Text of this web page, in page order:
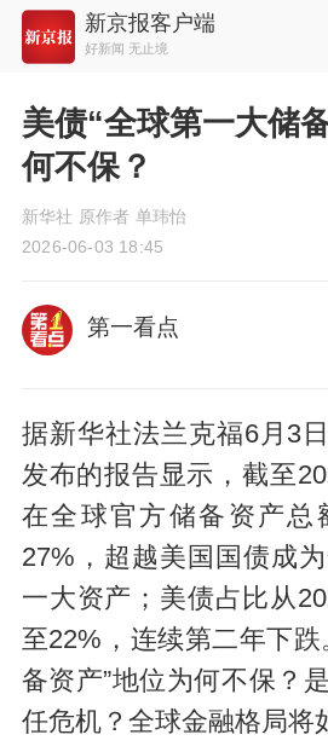
新京报客户端
好新闻 无止境
美债“全球第一大储
何不保？
新华社 原作者 单玮怡
2026-06-03 18:45
第一看点
据新华社法兰克福6月3
发布的报告显示，截至
在全球官方储备资产总
27%，超越美国国债成
一大资产；美债占比从
至22%，连续第二年下跌
备资产”地位为何不保？
任危机？全球金融格局将